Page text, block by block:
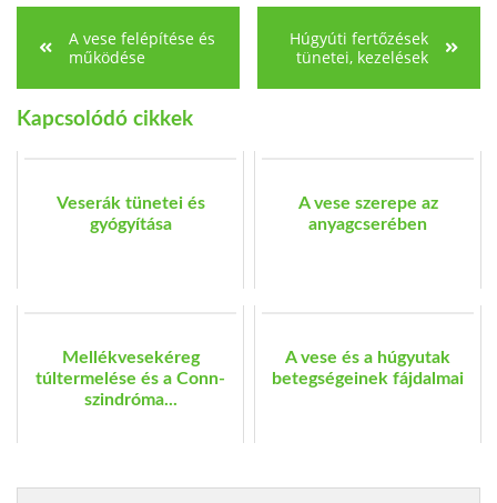
A vese felépítése és
működése
Húgyúti fertőzések
tünetei, kezelések
Kapcsolódó cikkek
Veserák tünetei és
gyógyítása
A vese szerepe az
anyagcserében
Mellékvesekéreg
túltermelése és a Conn-
szindróma...
A vese és a húgyutak
betegségeinek fájdalmai